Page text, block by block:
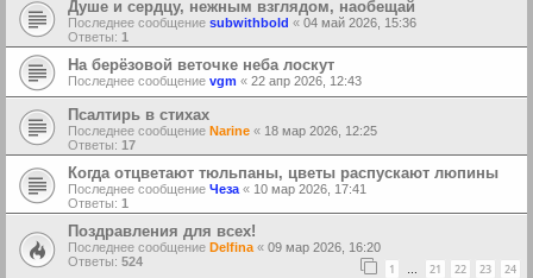
Душе и сердцу, нежным взглядом, наобещай
Последнее сообщение subwithbold « 04 май 2026, 15:36
Ответы: 1
На берёзовой веточке неба лоскут
Последнее сообщение vgm « 22 апр 2026, 12:43
Псалтирь в стихах
Последнее сообщение Narine « 18 мар 2026, 12:25
Ответы: 17
Когда отцветают тюльпаны, цветы распускают люпины
Последнее сообщение Чеза « 10 мар 2026, 17:41
Ответы: 1
Поздравления для всех!
Последнее сообщение Delfina « 09 мар 2026, 16:20
Ответы: 524 1 … 21 22 23 24